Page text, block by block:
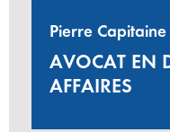
Pierre Capitaine
AVOCAT EN
AFFAIRES